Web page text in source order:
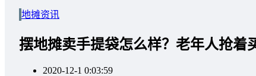
地摊资讯
摆地摊卖手提袋怎么样？老年人抢着
2020-12-1 0:03:59